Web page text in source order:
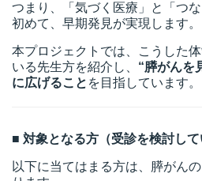
つまり、「気づく医療」と「つ
初めて、早期発見が実現します。
本プロジェクトでは、こうした
いる先生方を紹介し、 “膵がんを
に広げること を目指しています。
■ 対象となる方（受診を検討して
以下に当てはまる方は、膵がん